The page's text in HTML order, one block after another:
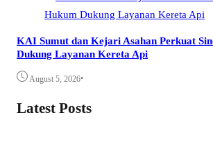
KAI Sumut dan Kejari Asahan Perkuat
Dukung Layanan Kereta Api
August 5, 2026•
Latest Posts